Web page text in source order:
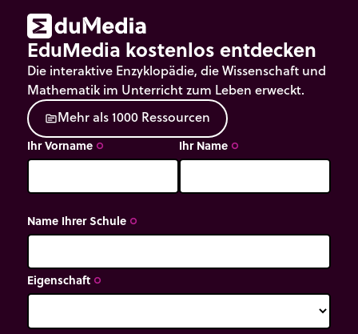
EduMedia kostenlos entdecken
Die interaktive Enzyklopädie, die Wissenschaft und
Mathematik im Unterricht zum Leben erweckt.
sourceMehrals1000 Ressourcen
Ihr Vorname trip_origin Ihr Name trip_origin
Name Ihrer Schule trip_origin
Eigenschaft trip_origin